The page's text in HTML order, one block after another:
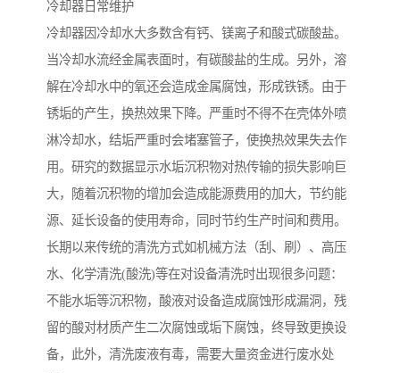
冷却器日常维护
冷却器因冷却水大多数含有钙、镁离子和酸式碳酸盐。
当冷却水流经金属表面时，有碳酸盐的生成。另外，溶
解在冷却水中的氧还会造成金属腐蚀，形成铁锈。由于
锈垢的产生，换热效果下降。严重时不得不在壳体外喷
淋冷却水，结垢严重时会堵塞管子，使换热效果失去作
用。研究的数据显示水垢沉积物对热传输的损失影响巨
大，随着沉积物的增加会造成能源费用的加大，节约能
源、延长设备的使用寿命，同时节约生产时间和费用。
长期以来传统的清洗方式如机械方法（刮、刷）、高压
水、化学清洗(酸洗)等在对设备清洗时出现很多问题：
不能水垢等沉积物，酸液对设备造成腐蚀形成漏洞，残
留的酸对材质产生二次腐蚀或垢下腐蚀，终导致更换设
备，此外，清洗废液有毒，需要大量资金进行废水处